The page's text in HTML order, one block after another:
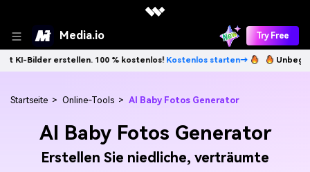
Media.io Try Free
erstellen. 100 % kostenlos!Kostenlos starten→ Unbegrenzt KI-
Startseite > Online-Tools > AI Baby Fotos Generator
AI Baby Fotos Generator
Erstellen Sie niedliche, verträumte